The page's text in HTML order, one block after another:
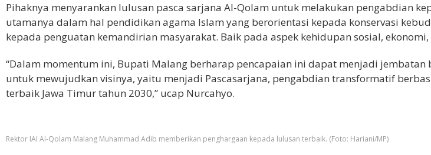
Pihaknya menyarankan lulusan pasca sarjana Al-Qolam untuk melakukan pengabdian
utamanya dalam hal pendidikan agama Islam yang berorientasi kepada konservasi
kepada penguatan kemandirian masyarakat. Baik pada aspek kehidupan sosial,
“Dalam momentum ini, Bupati Malang berharap pencapaian ini dapat menjadi jembatan
untuk mewujudkan visinya, yaitu menjadi Pascasarjana, pengabdian transformatif
terbaik Jawa Timur tahun 2030,” ucap Nurcahyo.
Rektor IAI Al-Qolam Malang Muhammad Adib memberikan penghargaan kepada lulusan terbaik. (Foto: Hariani/MP)